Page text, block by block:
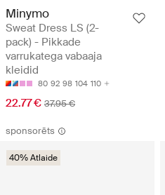
Minymo
Sweat Dress LS (2-
pack) - Pikkade
varrukatega vabaaja
kleidid
80 92 98 104 110
22.77 € 37.95 €
sponsorēts
40% Atlaide